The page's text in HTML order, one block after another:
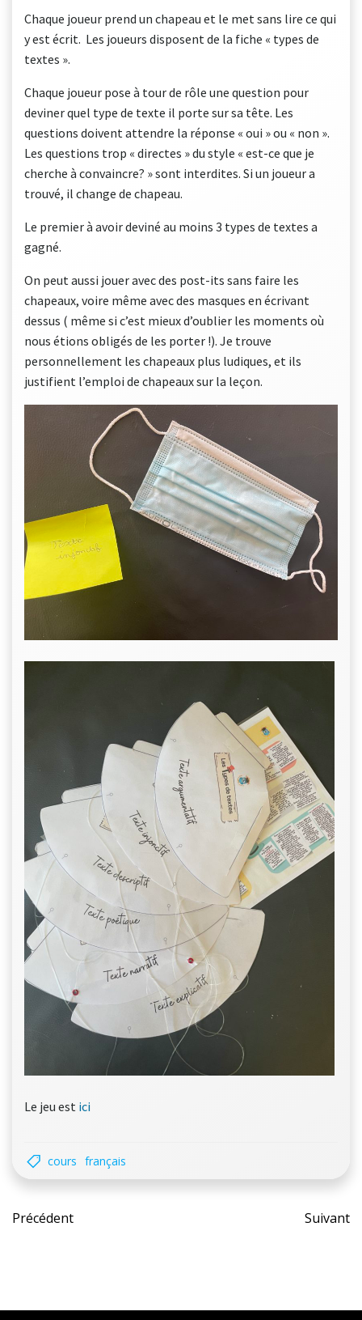
Chaque joueur prend un chapeau et le met sans lire ce qui
y est écrit. Les joueurs disposent de la fiche « types de
textes ».
Chaque joueur pose à tour de rôle une question pour
deviner quel type de texte il porte sur sa tête. Les
questions doivent attendre la réponse « oui » ou « non ».
Les questions trop « directes » du style « est-ce que je
cherche à convaincre? » sont interdites. Si un joueur a
trouvé, il change de chapeau.
Le premier à avoir deviné au moins 3 types de textes a
gagné.
On peut aussi jouer avec des post-its sans faire les
chapeaux, voire même avec des masques en écrivant
dessus ( même si c’est mieux d’oublier les moments où
nous étions obligés de les porter !). Je trouve
personnellement les chapeaux plus ludiques, et ils
justifient l’emploi de chapeaux sur la leçon.
Le jeu est ici
cours français
Post
Précédent Suivant